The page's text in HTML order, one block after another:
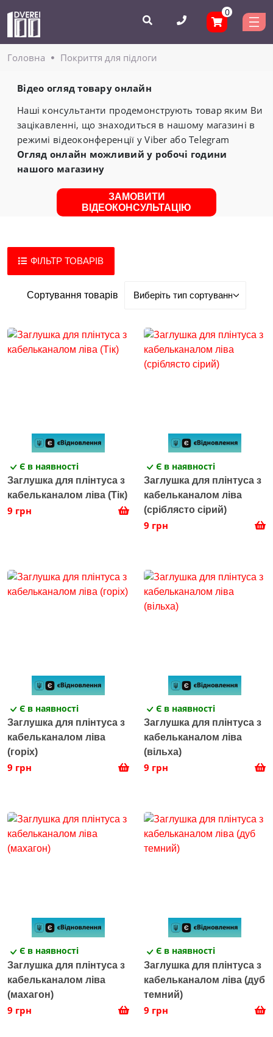
0
Головнa Покриття для підлоги
Відео огляд товару онлайн
Наші консультанти продемонструють товар яким Ви
зацікавленні, що знаходиться в нашому магазині в
режимі відеоконференції у Viber або Telegram
Огляд онлайн можливий у робочі години
нашого магазину
ЗАМОВИТИ
ВІДЕОКОНСУЛЬТАЦІЮ
ФІЛЬТР ТОВАРІВ
Сортування товарів
Є в наявності
Заглушка для плінтуса з
кабельканалом ліва (Тік)
9 грн
Є в наявності
Заглушка для плінтуса з
кабельканалом ліва
(сріблясто сірий)
9 грн
Є в наявності
Заглушка для плінтуса з
кабельканалом ліва
(горіх)
9 грн
Є в наявності
Заглушка для плінтуса з
кабельканалом ліва
(вільха)
9 грн
Є в наявності
Заглушка для плінтуса з
кабельканалом ліва
(махагон)
9 грн
Є в наявності
Заглушка для плінтуса з
кабельканалом ліва (дуб
темний)
9 грн